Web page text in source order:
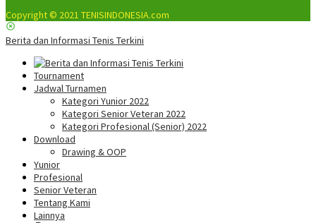
Copyright © 2021 TENISINDONESIA.com
Berita dan Informasi Tenis Terkini
Tournament
Jadwal Turnamen
Kategori Yunior 2022
Kategori Senior Veteran 2022
Kategori Profesional (Senior) 2022
Download
Drawing & OOP
Yunior
Profesional
Senior Veteran
Tentang Kami
Lainnya